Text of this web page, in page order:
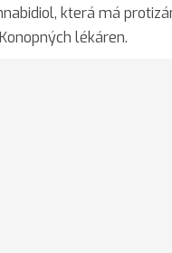
která má
lékáren.